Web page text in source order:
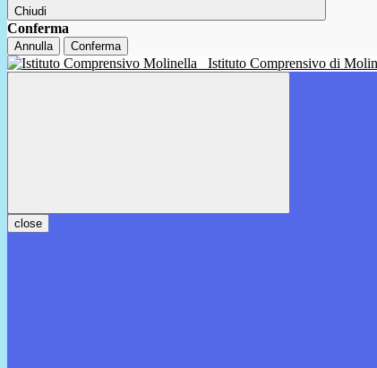
Chiudi
Conferma
Annulla Conferma
Istituto Comprensivo di
close